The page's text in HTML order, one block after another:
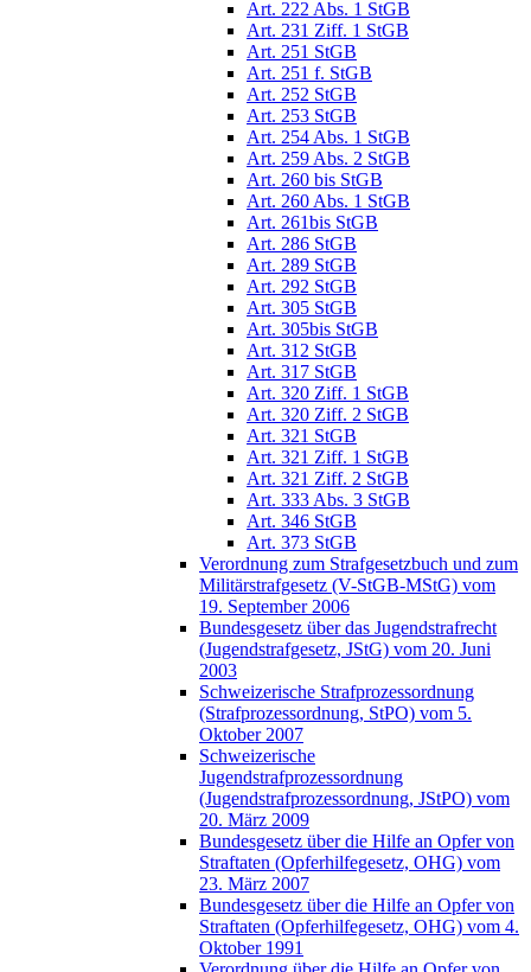
Art. 222 Abs. 1 StGB
Art. 231 Ziff. 1 StGB
Art. 251 StGB
Art. 251 f. StGB
Art. 252 StGB
Art. 253 StGB
Art. 254 Abs. 1 StGB
Art. 259 Abs. 2 StGB
Art. 260 bis StGB
Art. 260 Abs. 1 StGB
Art. 261bis StGB
Art. 286 StGB
Art. 289 StGB
Art. 292 StGB
Art. 305 StGB
Art. 305bis StGB
Art. 312 StGB
Art. 317 StGB
Art. 320 Ziff. 1 StGB
Art. 320 Ziff. 2 StGB
Art. 321 StGB
Art. 321 Ziff. 1 StGB
Art. 321 Ziff. 2 StGB
Art. 333 Abs. 3 StGB
Art. 346 StGB
Art. 373 StGB
Verordnung zum Strafgesetzbuch und zum
Militärstrafgesetz (V-StGB-MStG) vom
19. September 2006
Bundesgesetz über das Jugendstrafrecht
(Jugendstrafgesetz, JStG) vom 20. Juni
2003
Schweizerische Strafprozessordnung
(Strafprozessordnung, StPO) vom 5.
Oktober 2007
Schweizerische
Jugendstrafprozessordnung
(Jugendstrafprozessordnung, JStPO) vom
20. März 2009
Bundesgesetz über die Hilfe an Opfer von
Straftaten (Opferhilfegesetz, OHG) vom
23. März 2007
Bundesgesetz über die Hilfe an Opfer von
Straftaten (Opferhilfegesetz, OHG) vom 4.
Oktober 1991